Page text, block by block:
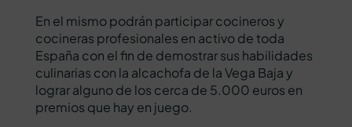
En el mismo podrán participar cocineros y
cocineras profesionales en activo de toda
España con el fin de demostrar sus habilidades
culinarias con la alcachofa de la Vega Baja y
lograr alguno de los cerca de 5.000 euros en
premios que hay en juego.